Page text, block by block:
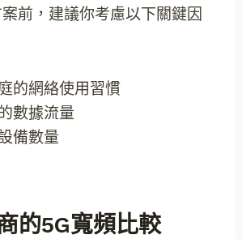
前，建議你考慮以下關鍵因
的網絡使用習慣
數據流量
備數量
的5G寬頻比較